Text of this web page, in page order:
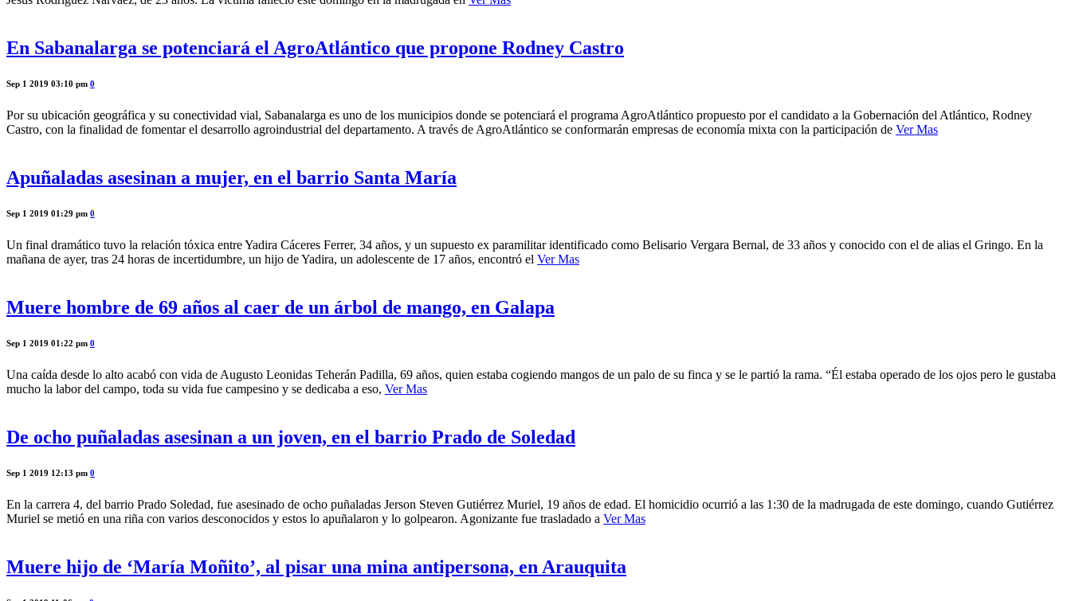
En Sabanalarga se potenciará el AgroAtlántico que propone Rodney Castro
Sep 1 2019 03:10 pm 0
Por su ubicación geográfica y su conectividad vial, Sabanalarga es uno de los municipios donde se potenciará el programa AgroAtlántico propuesto por el candidato a la Gobernación del Atlántico, Rodney
Castro, con la finalidad de fomentar el desarrollo agroindustrial del departamento. A través de AgroAtlántico se conformarán empresas de economía mixta con la participación de Ver Mas
Apuñaladas asesinan a mujer, en el barrio Santa María
Sep 1 2019 01:29 pm 0
Un final dramático tuvo la relación tóxica entre Yadira Cáceres Ferrer, 34 años, y un supuesto ex paramilitar identificado como Belisario Vergara Bernal, de 33 años y conocido con el de alias el Gringo. En la
mañana de ayer, tras 24 horas de incertidumbre, un hijo de Yadira, un adolescente de 17 años, encontró el Ver Mas
Muere hombre de 69 años al caer de un árbol de mango, en Galapa
Sep 1 2019 01:22 pm 0
Una caída desde lo alto acabó con vida de Augusto Leonidas Teherán Padilla, 69 años, quien estaba cogiendo mangos de un palo de su finca y se le partió la rama. “Él estaba operado de los ojos pero le gustaba
mucho la labor del campo, toda su vida fue campesino y se dedicaba a eso, Ver Mas
De ocho puñaladas asesinan a un joven, en el barrio Prado de Soledad
Sep 1 2019 12:13 pm 0
En la carrera 4, del barrio Prado Soledad, fue asesinado de ocho puñaladas Jerson Steven Gutiérrez Muriel, 19 años de edad. El homicidio ocurrió a las 1:30 de la madrugada de este domingo, cuando Gutiérrez
Muriel se metió en una riña con varios desconocidos y estos lo apuñalaron y lo golpearon. Agonizante fue trasladado a Ver Mas
Muere hijo de ‘María Moñito’, al pisar una mina antipersona, en Arauquita